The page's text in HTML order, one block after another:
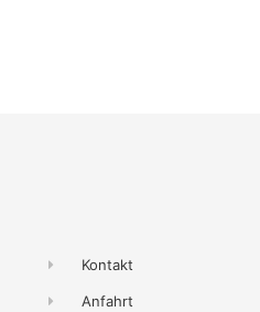
Kontakt
Anfahrt